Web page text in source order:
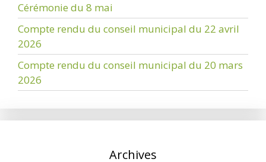
Cérémonie du 8 mai
Compte rendu du conseil municipal du 22 avril
2026
Compte rendu du conseil municipal du 20 mars
2026
Archives